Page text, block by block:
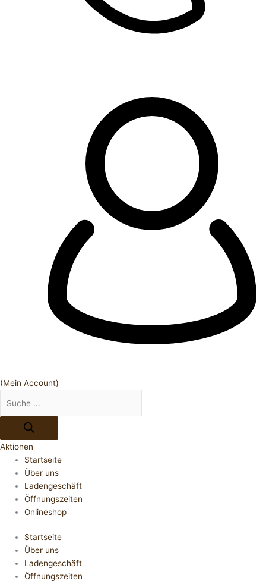
(Mein Account)
Aktionen
Startseite
Über uns
Ladengeschäft
Öffnungszeiten
Onlineshop
Startseite
Über uns
Ladengeschäft
Öffnungszeiten